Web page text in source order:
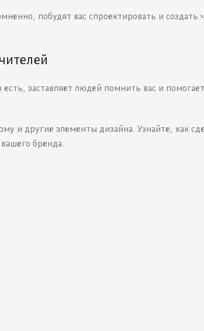
побудят вас спроектировать и создать
заставляет людей помнить вас и
и другие элементы дизайна. Узнайте, как
бренда.